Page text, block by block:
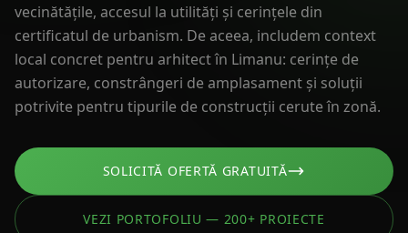
vecinătățile, accesul la utilități și cerințele din
certificatul de urbanism. De aceea, includem context
local concret pentru arhitect în Limanu: cerințe de
autorizare, constrângeri de amplasament și soluții
potrivite pentru tipurile de construcții cerute în zonă.
SOLICITĂ OFERTĂ GRATUITĂ
VEZI PORTOFOLIU — 200+ PROIECTE